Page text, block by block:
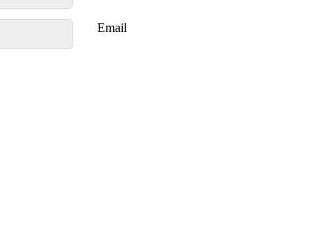
Email